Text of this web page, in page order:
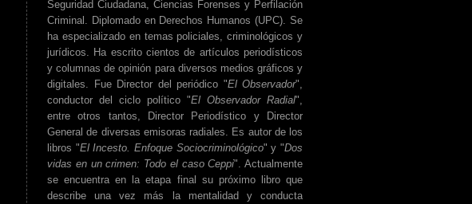
Seguridad Ciudadana, Ciencias Forenses y Perfilación
Criminal. Diplomado en Derechos Humanos (UPC). Se
ha especializado en temas policiales, criminológicos y
jurídicos. Ha escrito cientos de artículos periodísticos
y columnas de opinión para diversos medios gráficos y
digitales. Fue Director del periódico "El Observador",
conductor del ciclo político "El Observador Radial",
entre otros tantos, Director Periodístico y Director
General de diversas emisoras radiales. Es autor de los
libros "El Incesto. Enfoque Sociocriminológico" y "Dos
vidas en un crimen: Todo el caso Ceppi". Actualmente
se encuentra en la etapa final su próximo libro que
describe una vez más la mentalidad y conducta